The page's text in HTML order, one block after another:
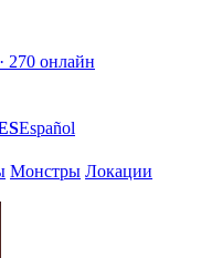
270 онлайн
Español
Монстры Локации